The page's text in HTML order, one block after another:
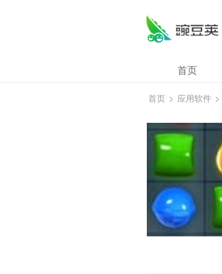
首页
首页 > 应用软件 >